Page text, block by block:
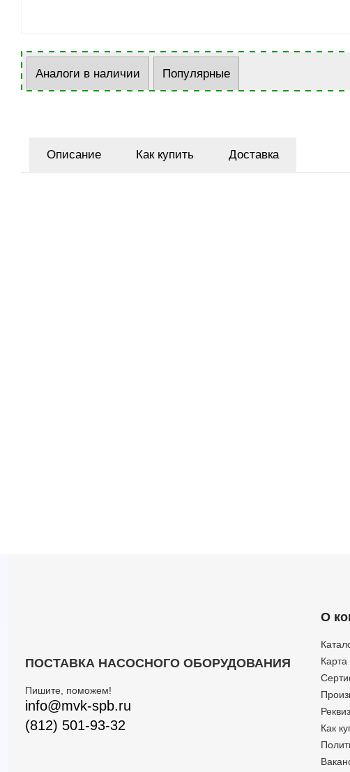
Аналоги в наличии Популярные
Описание Как купить
Доставка
ПОСТАВКА НАСОСНОГО ОБОРУДОВАНИЯ
Пишите, поможем!
info@mvk-spb.ru
(812) 501-93-32
О
Карта
Как